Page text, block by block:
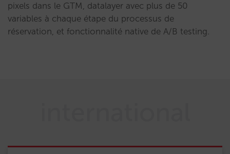
pixels dans le GTM, datalayer avec plus de 50
variables à chaque étape du processus de
réservation, et fonctionnalité native de A/B testing.